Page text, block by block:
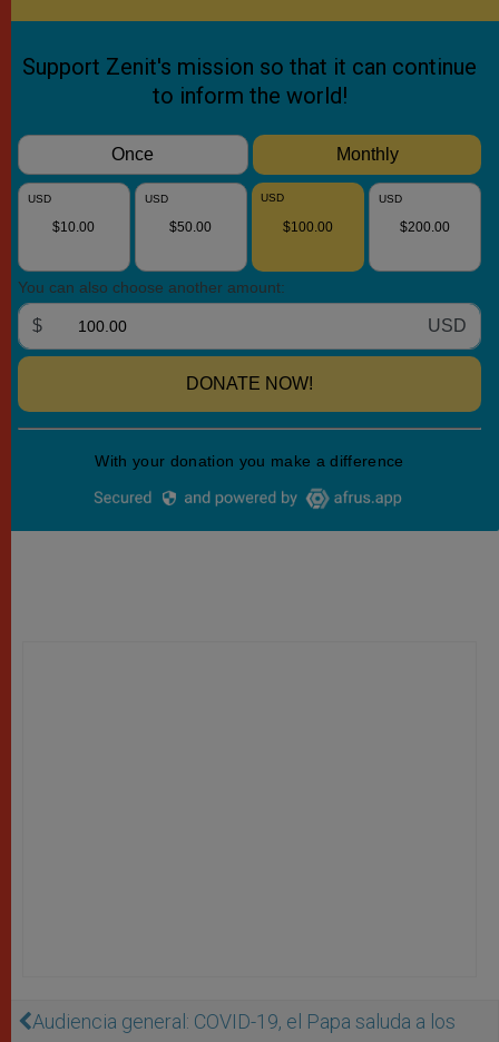
Audiencia general: COVID-19, el Papa saluda a los